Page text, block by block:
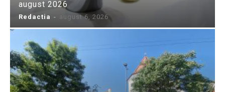
august 2026
Redactia - august 6, 2026